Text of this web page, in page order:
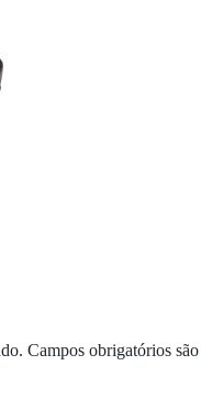
Campos obrigatórios são